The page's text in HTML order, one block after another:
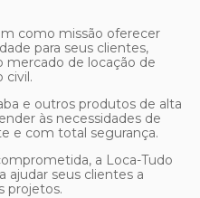
como missão oferecer
para seus clientes,
mercado de locação de
civil.
e outros produtos de alta
às necessidades de
e com total segurança.
a Loca-Tudo
ajudar seus clientes a
projetos.